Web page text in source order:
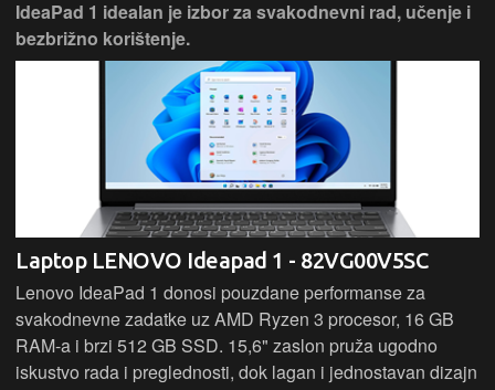
IdeaPad 1 idealan je izbor za svakodnevni rad, učenje i
bezbrižno korištenje.
Laptop LENOVO Ideapad 1 - 82VG00V5SC
Lenovo IdeaPad 1 donosi pouzdane performanse za
svakodnevne zadatke uz AMD Ryzen 3 procesor, 16 GB
RAM-a i brzi 512 GB SSD. 15,6" zaslon pruža ugodno
iskustvo rada i preglednosti, dok lagan i jednostavan dizajn